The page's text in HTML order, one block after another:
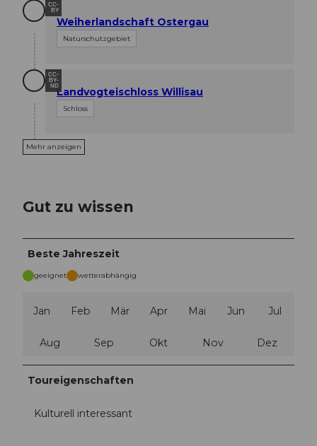
CC-
BY
Weiherlandschaft Ostergau
Naturschutzgebiet
CC-
BY-
NDLandvogteischloss Willisau
Schloss
Mehr anzeigen
Gut zu wissen
Beste Jahreszeit
geeignet wetterabhängig
Jan Feb Mär Apr Mai Jun Jul
Aug Sep Okt Nov Dez
Toureigenschaften
Kulturell interessant